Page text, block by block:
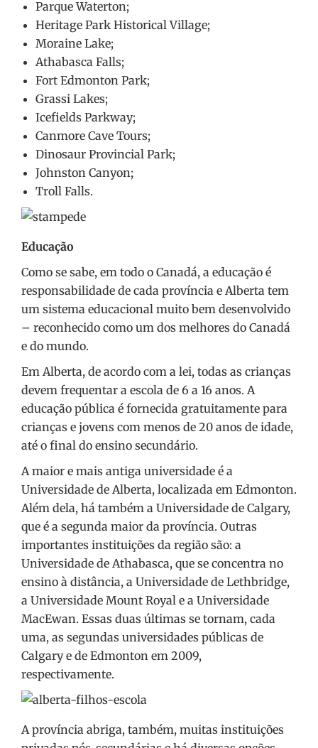
Parque Waterton;
Heritage Park Historical Village;
Moraine Lake;
Athabasca Falls;
Fort Edmonton Park;
Grassi Lakes;
Icefields Parkway;
Canmore Cave Tours;
Dinosaur Provincial Park;
Johnston Canyon;
Troll Falls.
Educação
Como se sabe, em todo o Canadá, a educação é
responsabilidade de cada província e Alberta tem
um sistema educacional muito bem desenvolvido
– reconhecido como um dos melhores do Canadá
e do mundo.
Em Alberta, de acordo com a lei, todas as crianças
devem frequentar a escola de 6 a 16 anos. A
educação pública é fornecida gratuitamente para
crianças e jovens com menos de 20 anos de idade,
até o final do ensino secundário.
A maior e mais antiga universidade é a
Universidade de Alberta, localizada em Edmonton.
Além dela, há também a Universidade de Calgary,
que é a segunda maior da província. Outras
importantes instituições da região são: a
Universidade de Athabasca, que se concentra no
ensino à distância, a Universidade de Lethbridge,
a Universidade Mount Royal e a Universidade
MacEwan. Essas duas últimas se tornam, cada
uma, as segundas universidades públicas de
Calgary e de Edmonton em 2009,
respectivamente.
A província abriga, também, muitas instituições